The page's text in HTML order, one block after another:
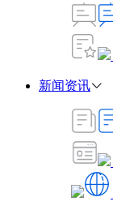
新闻资讯